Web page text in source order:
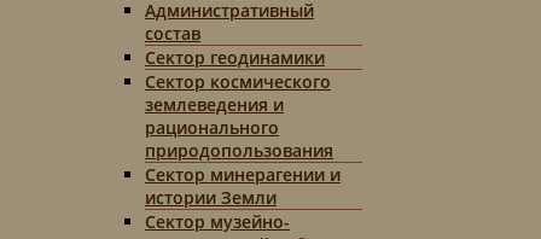
Административный
состав
Сектор геодинамики
Сектор космического
землеведения и
рационального
природопользования
Сектор минерагении и
истории Земли
Сектор музейно-